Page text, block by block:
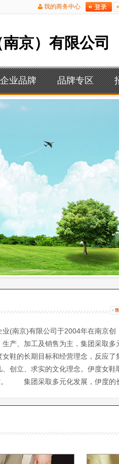
我的商务中心
京）有限公司
企业品牌 品牌专区
南京)有限公司于2004年在南京创
生产、加工及销售为主，集团采取多
女鞋的长期目标和经营理念，反应了
、创立、求实的文化理念。伊度女鞋
”。 集团采取多元化发展，伊度的
尚皮毛女鞋，主要顾客群为“20-45
、不凡的服务、适中的价格确立了自
鞋竞争品牌。 伊度，不仅仅是一